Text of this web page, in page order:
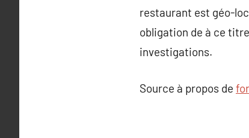
restaurant est géo-
obligation de à ce
investigations.
Source à propos de